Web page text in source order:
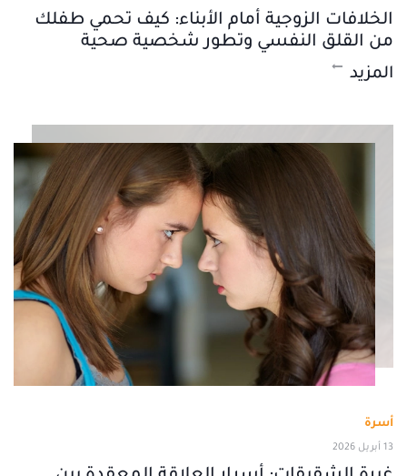
الخلافات الزوجية أمام الأبناء: كيف تحمي طفلك
من القلق النفسي وتطور شخصية صحية
المزيد
أسرة
13 أبريل 2026